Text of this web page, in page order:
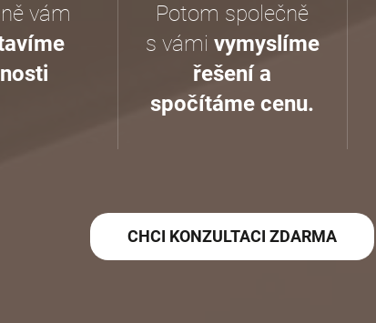
vám
Potom společně
s vámi vymyslíme
řešení a
spočítáme cenu.
CHCI KONZULTACI ZDARMA